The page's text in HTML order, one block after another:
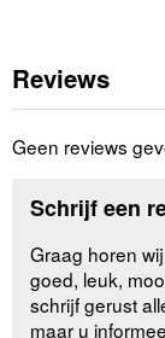
Reviews
Geen reviews
Schrijf een
Graag horen
goed, leuk,
schrijf gerust
maar u